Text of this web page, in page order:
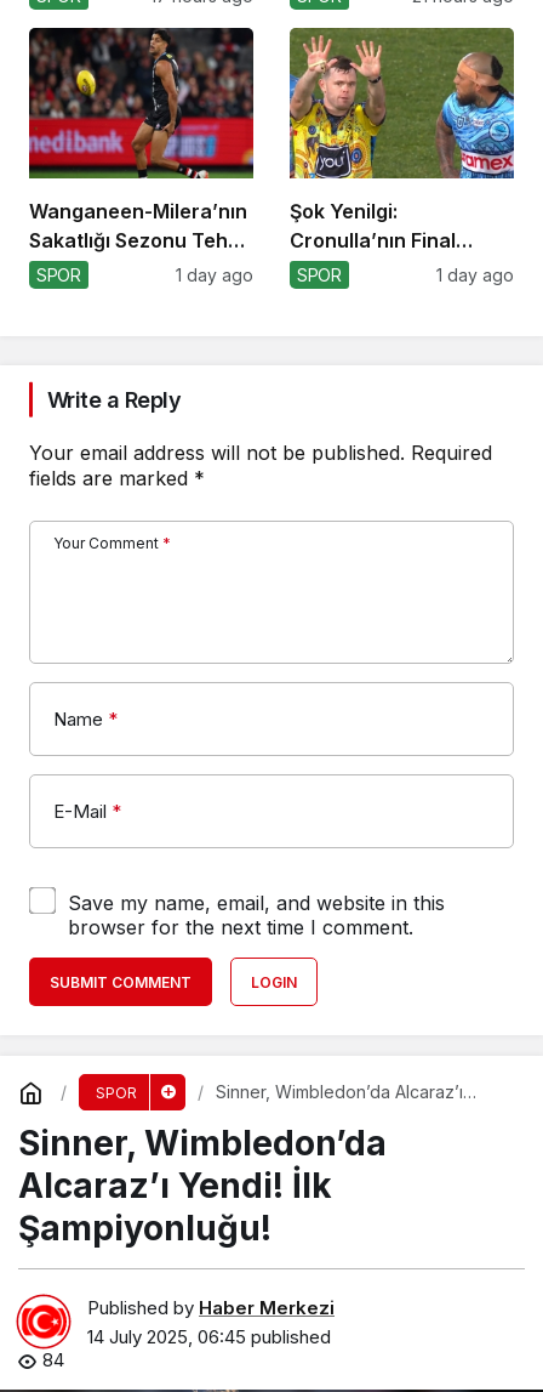
Wanganeen-Milera’nın
Sakatlığı Sezonu Tehdit
Ediyor
SPOR 1 day ago
Şok Yenilgi:
Cronulla’nın Final
Umutları Sarsıldı
SPOR 1 day ago
Write a Reply
Your email address will not be published. Required
fields are marked *
Your Comment *
Name *
E-Mail *
Save my name, email, and website in this
browser for the next time I comment.
SUBMIT COMMENT LOGIN
SPOR
Sinner, Wimbledon’da Alcaraz’ı
Sinner, Wimbledon’da
Alcaraz’ı Yendi! İlk
Şampiyonluğu!
Published by Haber Merkezi
14 July 2025, 06:45 published
84